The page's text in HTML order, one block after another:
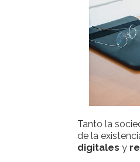
Tanto la
de la
digitales y